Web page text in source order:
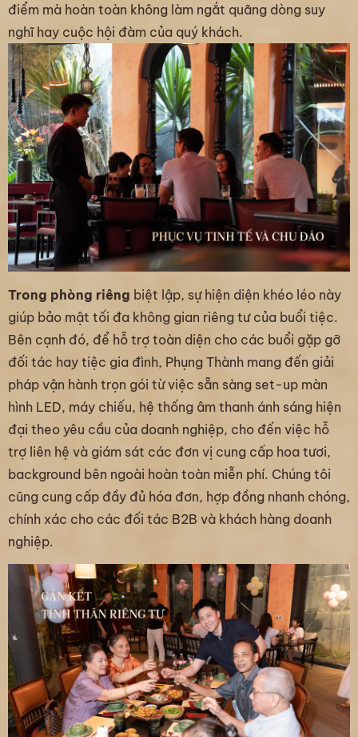
điểm mà hoàn toàn không làm ngắt quãng dòng suy
nghĩ hay cuộc hội đàm của quý khách.
Trong phòng riêng biệt lập, sự hiện diện khéo léo này
giúp bảo mật tối đa không gian riêng tư của buổi tiệc.
Bên cạnh đó, để hỗ trợ toàn diện cho các buổi gặp gỡ
đối tác hay tiệc gia đình, Phụng Thành mang đến giải
pháp vận hành trọn gói từ việc sẵn sàng set-up màn
hình LED, máy chiếu, hệ thống âm thanh ánh sáng hiện
đại theo yêu cầu của doanh nghiệp, cho đến việc hỗ
trợ liên hệ và giám sát các đơn vị cung cấp hoa tươi,
background bên ngoài hoàn toàn miễn phí. Chúng tôi
cũng cung cấp đầy đủ hóa đơn, hợp đồng nhanh chóng,
chính xác cho các đối tác B2B và khách hàng doanh
nghiệp.